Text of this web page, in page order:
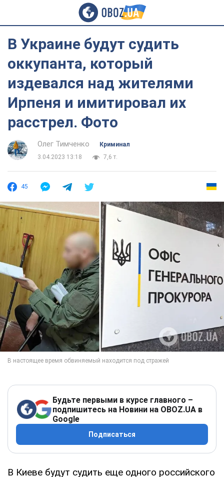
В Украине будут судить
оккупанта, который
издевался над жителями
Ирпеня и имитировал их
расстрел. Фото
Олег Тимченко
Криминал
3.04.2023 13:18
7,6 т.
45
Будьте первыми в курсе главного –
подпишитесь на Новини на OBOZ.UA в
Google
Подписаться
В Киеве будут судить еще одного российского